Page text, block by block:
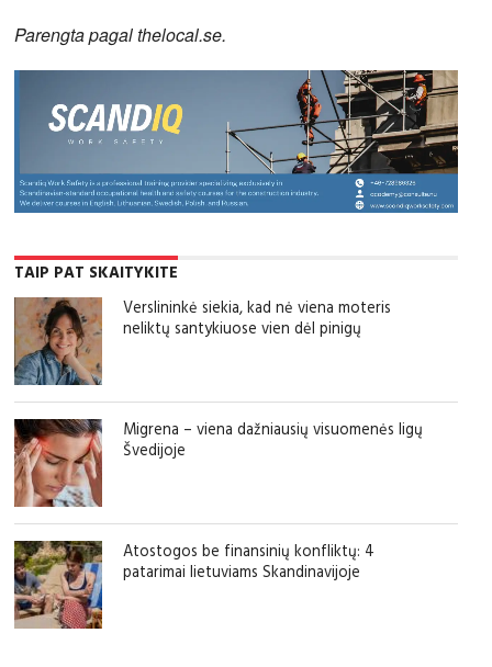
Parengta pagal thelocal.se.
TAIP PAT SKAITYKITE
Verslininkė siekia, kad nė viena moteris
neliktų santykiuose vien dėl pinigų
Migrena – viena dažniausių visuomenės ligų
Švedijoje
Atostogos be finansinių konfliktų: 4
patarimai lietuviams Skandinavijoje